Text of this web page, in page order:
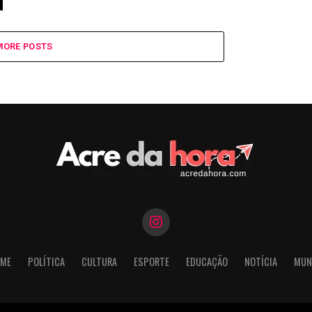
POSTS
POLÍTICA CULTURA ESPORTE EDUCAÇÃO NOTÍCIA